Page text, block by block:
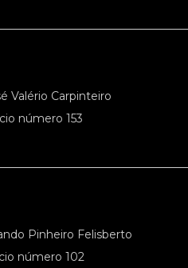
Valério Carpinteiro
número 153
Pinheiro Felisberto
número 102